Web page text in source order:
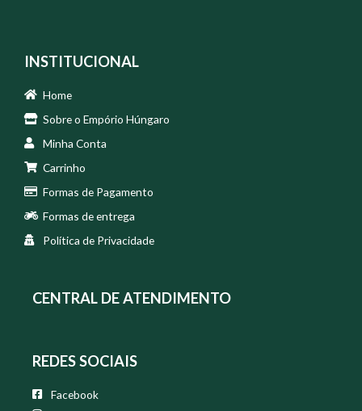
INSTITUCIONAL
Home
Sobre o Empório Húngaro
Minha Conta
Carrinho
Formas de Pagamento
Formas de entrega
Política de Privacidade
CENTRAL DE ATENDIMENTO
REDES SOCIAIS
Facebook